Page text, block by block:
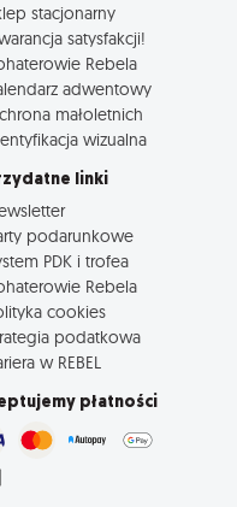
stacjonarny
satysfakcji!
Rebela
adwentowy
małoletnich
wizualna
linki
podarunkowe
PDK i trofea
Rebela
cookies
podatkowa
w REBEL
płatności